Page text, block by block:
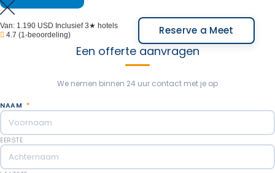
Van: 1.190 USD Inclusief 3★ hotels
4.7 (1-beoordeling) Reserve a Meet
Een offerte aanvragen
We nemen binnen 24 uur contact met je op
NAAM *
EERSTE